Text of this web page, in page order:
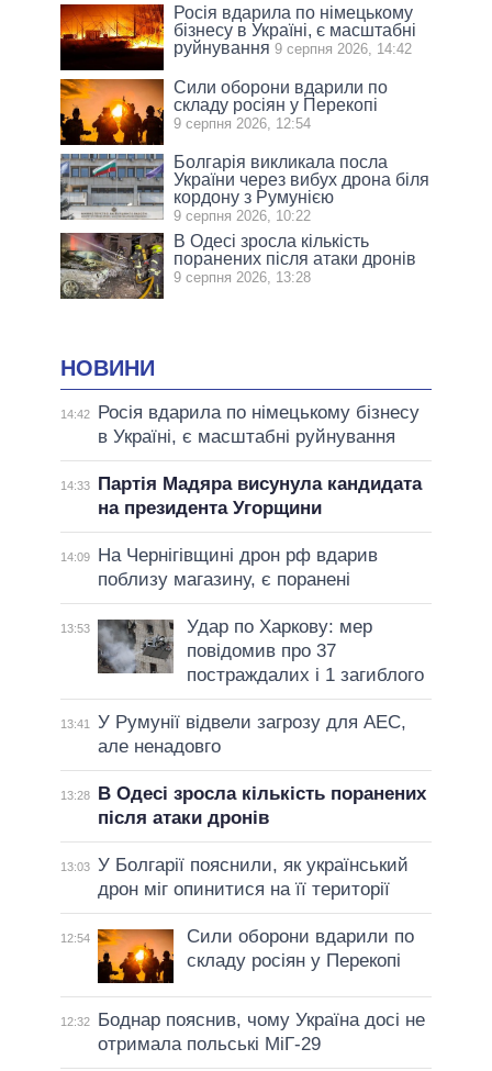
Росія вдарила по німецькому
бізнесу в Україні, є масштабні
руйнування 9 серпня 2026, 14:42
Сили оборони вдарили по
складу росіян у Перекопі
9 серпня 2026, 12:54
Болгарія викликала посла
України через вибух дрона біля
кордону з Румунією
9 серпня 2026, 10:22
В Одесі зросла кількість
поранених після атаки дронів
9 серпня 2026, 13:28
НОВИНИ
14:42
Росія вдарила по німецькому бізнесу
в Україні, є масштабні руйнування
14:33
Партія Мадяра висунула кандидата
на президента Угорщини
14:09
На Чернігівщині дрон рф вдарив
поблизу магазину, є поранені
13:53
Удар по Харкову: мер
повідомив про 37
постраждалих і 1 загиблого
13:41
У Румунії відвели загрозу для АЕС,
але ненадовго
13:28
В Одесі зросла кількість поранених
після атаки дронів
13:03 У Болгарії пояснили, як український
дрон міг опинитися на її території
12:54
Сили оборони вдарили по
складу росіян у Перекопі
12:32
Боднар пояснив, чому Україна досі не
отримала польські МіГ-29